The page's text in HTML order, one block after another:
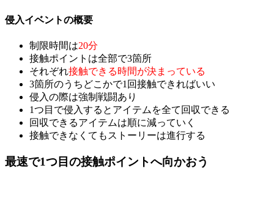
侵入イベントの概要
制限時間は20分
接触ポイントは全部で3箇所
それぞれ接触できる時間が決まっている
3箇所のうち どこかで1回接触できればいい
侵入の際は強制戦闘あり
1つ目で侵入するとアイテムを全て回収できる
回収できるアイテムは順に減っていく
接触できなくてもストーリーは進行する
最速で1つ目の接触ポイントへ向かおう